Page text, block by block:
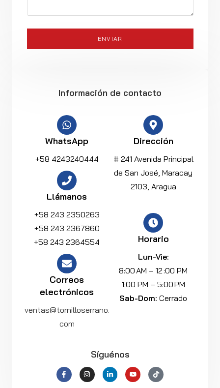
Información de contacto
WhatsApp
+58 4243240444
Llámanos
+58 243 2350263
+58 243 2367860
+58 243 2364554
Correos
electrónicos
ventas@tornilloserrano.
com
Dirección
# 241 Avenida Principal
de San José, Maracay
2103, Aragua
Horario
Lun-Vie:
8:00 AM – 12 :00 PM
1:00 PM – 5:00 PM
Sab-Dom: Cerrado
Síguénos